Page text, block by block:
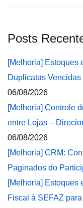
Posts
[Melhoria] Estoques
Duplicatas
06/08/2026
[Melhoria] Controle
entre Lojas –
06/08/2026
[Melhoria] CRM:
Paginados do
[Melhoria] Estoques
Fiscal à SEFAZ